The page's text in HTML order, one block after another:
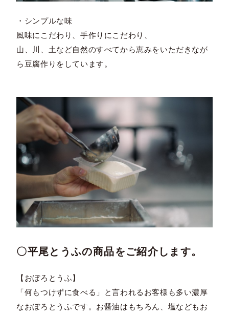
・シンプルな味
風味にこだわり、手作りにこだわり、
山、川、土など自然のすべてから恵みをいただきなが
ら豆腐作りをしています。
〇平尾とうふの商品をご紹介します。
【おぼろとうふ】
「何もつけずに食べる」と言われるお客様も多い濃厚
なおぼろとうふです。お醤油はもちろん、塩などもお